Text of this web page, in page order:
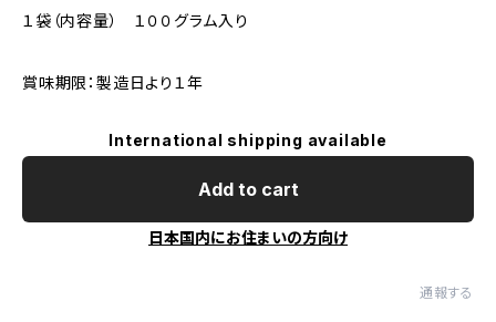
１袋（内容量） １００グラム入り
賞味期限：製造日より１年
International shipping available
Add to cart
日本国内にお住まいの方向け
通報する